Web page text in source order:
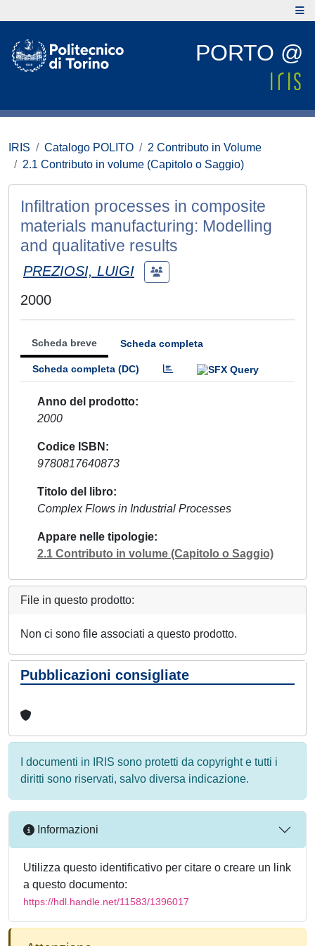
PORTO @
IRIS Catalogo POLITO
2 Contributo in Volume
2.1 Contributo in volume (Capitolo o Saggio)
Infiltration processes in composite
materials manufacturing: Modelling
and qualitative results
PREZIOSI, LUIGI
2000
Scheda breve Scheda completa
Scheda completa (DC)
Anno del prodotto
2000
Codice ISBN
9780817640873
Titolo del libro
Complex Flows in Industrial Processes
Appare nelle tipologie
2.1 Contributo in volume (Capitolo o Saggio)
File in questo prodotto:
Non ci sono file associati a questo prodotto.
Pubblicazioni consigliate
I documenti in IRIS sono protetti da copyright e tutti i
diritti sono riservati, salvo diversa indicazione.
Informazioni
Utilizza questo identificativo per citare o creare un link
a questo documento:
https://hdl.handle.net/11583/1396017